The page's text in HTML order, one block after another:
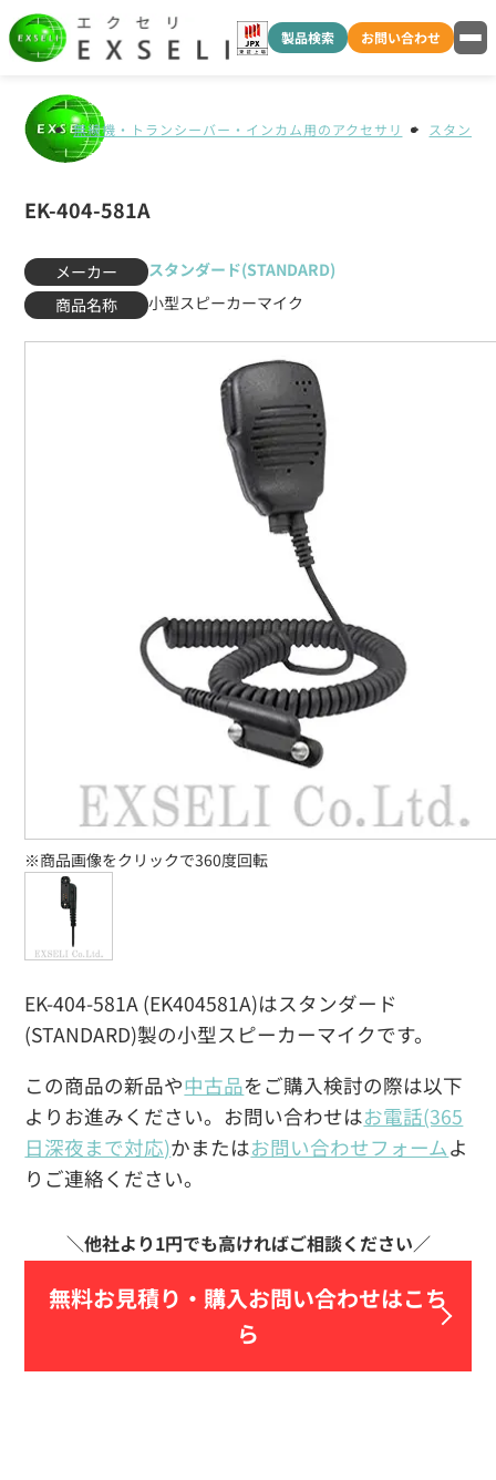
製品検索 お問い合わせ
無線機・トランシーバー・インカム用のアクセサリ スタンダ
EK-404-581A
メーカー
スタンダード(STANDARD)
商品名称
小型スピーカーマイク
EK-404-581A (EK404581A)はスタンダード
(STANDARD)製の小型スピーカーマイクです。
この商品の新品や中古品をご購入検討の際は以下
よりお進みください。お問い合わせはお電話(365
日深夜まで対応)かまたはお問い合わせフォームよ
りご連絡ください。
無料お見積り・ 購入お問い合わせはこち
ら
※商品画像をクリックで360度回転